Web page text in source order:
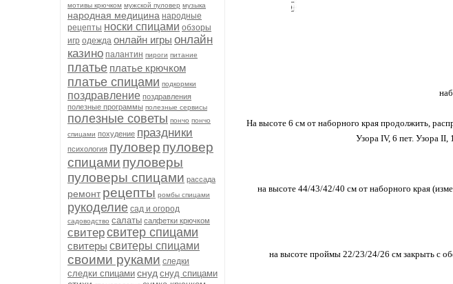
мотивы крючком мужской пуловер музыка
народная медицина народные
рецепты носки спицами обзоры
игр одежда онлайн игры онлайн
казино палантин пироги питание
платье платье крючком
платье спицами подкормки
поздравление поздравления
полезные программы полезные сервисы
полезные советы пончо пончо
спицами похудение праздники
психология пуловер пуловер
спицами пуловеры
пуловеры спицами рассада
ремонт рецепты ромбы спицами
рукоделие сад и огород
садоводство салаты салфетки крючком
свитерсвитер спицами
свитеры свитеры спицами
своими руками следки
следки спицами снуд снуд спицами
На высоте 6 см от наборного края продолжить,
Узора IV, 6 пет. Узора
на высоте 44/43/42/40 см от наборного края
на высоте проймы 22/23/24/26 см закрыть с